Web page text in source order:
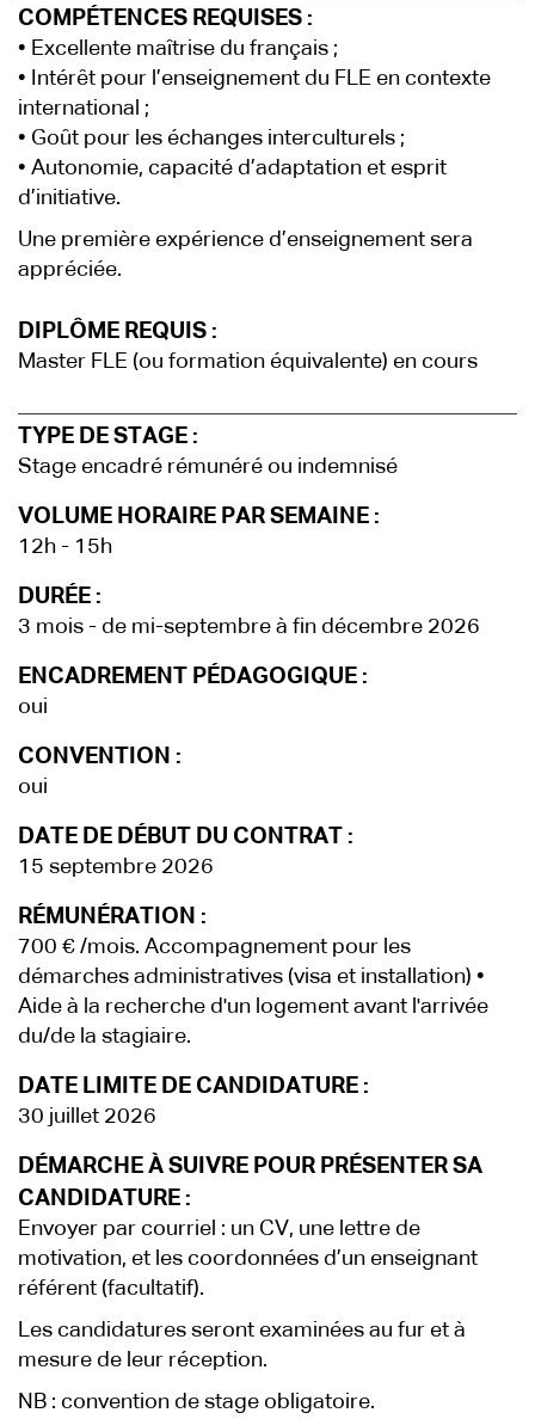
COMPÉTENCES REQUISES :
• Excellente maîtrise du français ;
• Intérêt pour l’enseignement du FLE en contexte
international ;
• Goût pour les échanges interculturels ;
• Autonomie, capacité d’adaptation et esprit
d’initiative.
Une première expérience d’enseignement sera
appréciée.
DIPLÔME REQUIS :
Master FLE (ou formation équivalente) en cours
TYPE DE STAGE :
Stage encadré rémunéré ou indemnisé
VOLUME HORAIRE PAR SEMAINE :
12h - 15h
DURÉE :
3 mois - de mi-septembre à fin décembre 2026
ENCADREMENT PÉDAGOGIQUE :
oui
CONVENTION :
oui
DATE DE DÉBUT DU CONTRAT :
15 septembre 2026
RÉMUNÉRATION :
700 € /mois. Accompagnement pour les
démarches administratives (visa et installation) •
Aide à la recherche d'un logement avant l'arrivée
du/de la stagiaire.
DATE LIMITE DE CANDIDATURE :
30 juillet 2026
DÉMARCHE À SUIVRE POUR PRÉSENTER SA
CANDIDATURE :
Envoyer par courriel : un CV, une lettre de
motivation, et les coordonnées d’un enseignant
référent (facultatif).
Les candidatures seront examinées au fur et à
mesure de leur réception.
NB : convention de stage obligatoire.